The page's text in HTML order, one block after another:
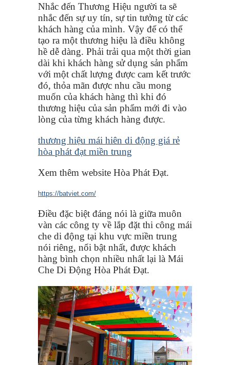
Nhắc đến Thương Hiệu người ta sẽ
nhắc đến sự uy tín, sự tin tưởng từ các
khách hàng của mình. Vậy để có thể
tạo ra một thương hiệu là điều không
hề dễ dàng. Phải trải qua một thời gian
dài khi khách hàng sử dụng sản phẩm
với một chất lượng được cam kết trước
đó, thỏa mãn được nhu cầu mong
muốn của khách hàng thì khi đó
thương hiệu của sản phẩm mới đi vào
lòng của từng khách hàng được.
thương hiệu mái hiên di động giá rẻ
hòa phát đạt miền trung
Xem thêm website Hòa Phát Đạt.
https://batviet.com/
Điều đặc biệt đáng nói là giữa muôn
vàn các công ty về lắp đặt thi công mái
che di động tại khu vực miền trung
nói riêng, nổi bật nhất, được khách
hàng bình chọn nhiều nhất lại là Mái
Che Di Động Hòa Phát Đạt.